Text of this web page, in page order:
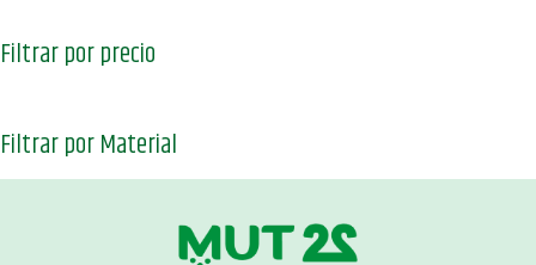
Filtrar por precio
Filtrar por Material